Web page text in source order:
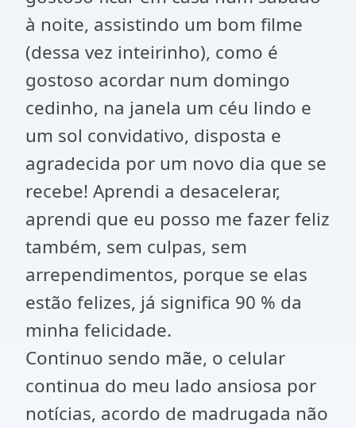
à noite, assistindo um bom filme
(dessa vez inteirinho), como é
gostoso acordar num domingo
cedinho, na janela um céu lindo e
um sol convidativo, disposta e
agradecida por um novo dia que se
recebe! Aprendi a desacelerar,
aprendi que eu posso me fazer feliz
também, sem culpas, sem
arrependimentos, porque se elas
estão felizes, já significa 90 % da
minha felicidade.
Continuo sendo mãe, o celular
continua do meu lado ansiosa por
notícias, acordo de madrugada não